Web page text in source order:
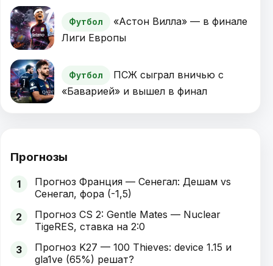
Футбол
«Астон Вилла» — в финале
Лиги Европы
Футбол
ПСЖ сыграл вничью с
«Баварией» и вышел в финал
Прогнозы
1
Прогноз Франция — Сенегал: Дешам vs
Сенегал, фора (-1,5)
2
Прогноз CS 2: Gentle Mates — Nuclear
TigeRES, ставка на 2:0
3
Прогноз K27 — 100 Thieves: device 1.15 и
gla1ve (65%) решат?